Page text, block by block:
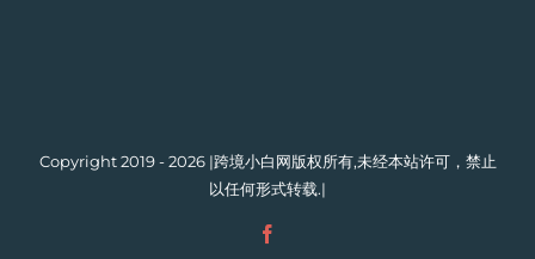
Copyright 2019 - 2026 |跨境小白网版权所有,未经本站许可，禁止
以任何形式转载.|